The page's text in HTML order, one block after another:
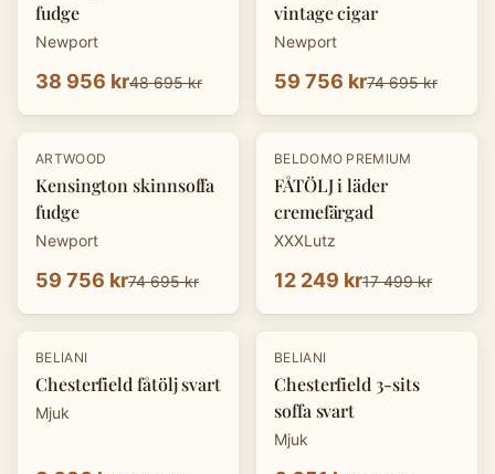
fudge
Newport
38 956 kr48 695 kr
vintage cigar
Newport
59 756 kr74 695 kr
-20%
ARTWOOD
Kensington skinnsoffa
fudge
Newport
59 756 kr74 695 kr
-30 %
BELDOMO PREMIUM
FÅTÖLJ i läder
cremefärgad
XXXLutz
12 249 kr17 499 kr
-10 %
BELIANI
Chesterfield fåtölj svart
Mjuk
-10 %
BELIANI
Chesterfield 3-sits
soffa svart
Mjuk